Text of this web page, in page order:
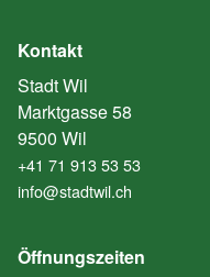
Kontakt
Stadt Wil
Marktgasse 58
9500 Wil
+41 71 913 53 53
info@stadtwil.ch
Öffnungszeiten